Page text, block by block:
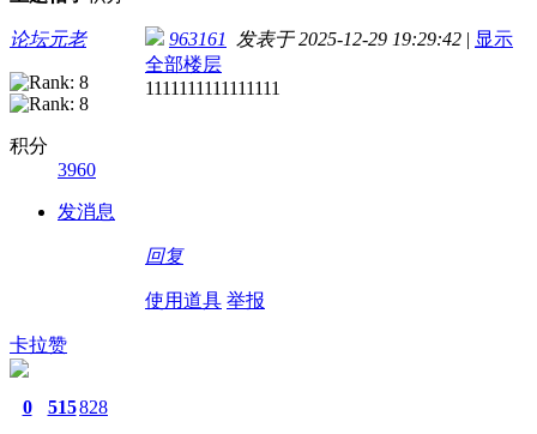
论坛元老
积分
3960
发消息
963161 发表于 2025-12-29 19:29:42 | 显示
全部楼层
1111111111111111
回复
使用道具 举报
卡拉赞
0 515828